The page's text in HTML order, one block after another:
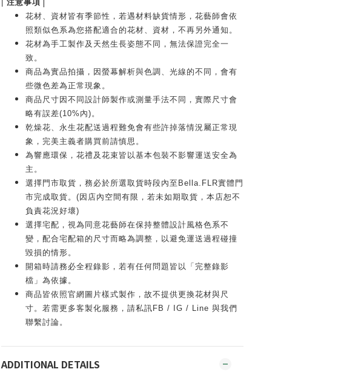
注意事項
花材、資材皆有季節性，若遇材料缺貨情形，花藝師會依
照類似色系為您搭配適合的花材、資材，不再另外通知。
花材為手工製作及天然生長姿態不同，無法保證完全一
致。
商品為實品拍攝，因螢幕解析與色調、光線的不同，會有
些微色差為正常現象。
商品尺寸因不同設計師製作或測量手法不同，實際尺寸會
略有誤差(10%內)。
乾燥花、永生花配送過程難免會有些許掉落情況屬正常現
象，完美主義者購買前請慎思。
為響應環保，花禮及花束皆以基本包裝不影響運送安全為
主。
選擇門市取貨，務必於所選取貨時段內至Bella.FLR實體門
市完成取貨。(因店內空間有限，若未如期取貨，本店恕不
負責花況好壞)
選擇宅配，視為同意花藝師在保持整體設計風格色系不
變，配合宅配箱的尺寸而略為調整，以避免運送過程碰撞
毀損的情形。
開箱時請務必全程錄影，若有任何問題皆以「完整錄影
檔」為依據。
商品皆依照官網圖片樣式製作，故不提供更換花材與尺
寸。若需更多客製化服務，請私訊FB / IG / Line 與我們
聯繫討論。
ADDITIONAL DETAILS